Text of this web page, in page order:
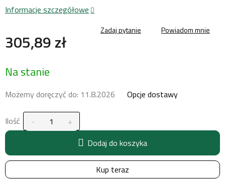
305,89 zł
jednostkowa:
Na stanie
Możemy doręczyć do: 11.8.2026 Opcje dostawy
Ilość
Dodaj do koszyka
Kup teraz
Informacje szczegółowe
Zadaj pytanie Powiadom mnie